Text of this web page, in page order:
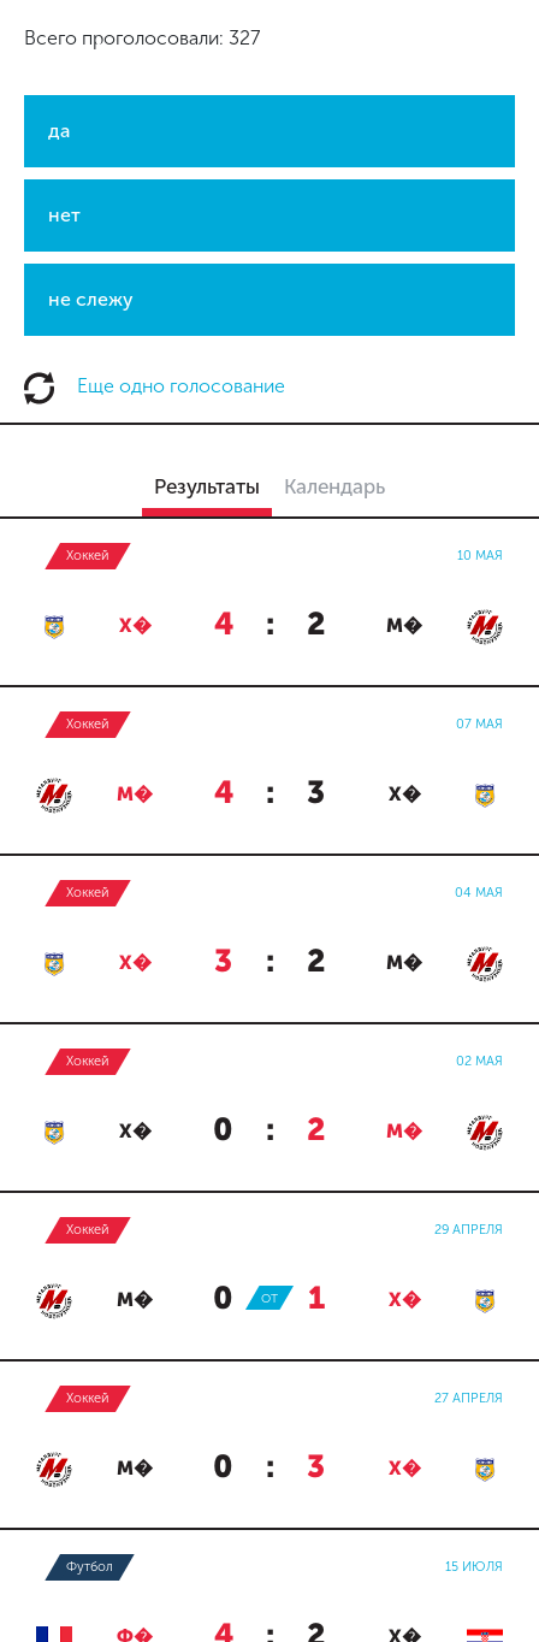
Всего проголосовали: 327
да
нет
не слежу
Еще одно голосование
Результаты Календарь
Хоккей 10 МАЯ
Х� 4 : 2 М�
Хоккей 07 МАЯ
М� 4 : 3 Х�
Хоккей 04 МАЯ
Х� 3 : 2 М�
Хоккей 02 МАЯ
Х� 0 : 2 М�
Хоккей 29 АПРЕЛЯ
М� 0 : 1 Х�
ОТ
Хоккей 27 АПРЕЛЯ
М� 0 : 3 Х�
Футбол 15 ИЮЛЯ
Ф� Х�